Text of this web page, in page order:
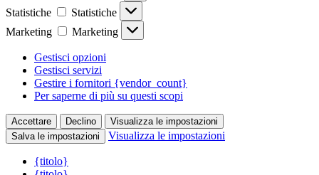
Statistiche
Statistiche
Marketing
Marketing
Gestisci opzioni
Gestisci servizi
Gestire i fornitori {vendor_count}
Per saperne di più su questi scopi
Accettare Declino
Visualizza le impostazioni
Salva le impostazioni
Visualizza le impostazioni
{titolo}